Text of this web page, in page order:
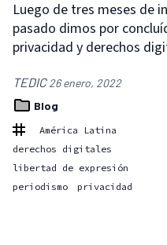
Luego de tres meses de
pasado dimos por
privacidad y derechos
TEDIC26 enero, 2022
Blog
América Latina
derechos digitales
libertad de expresión
periodismo
privacidad